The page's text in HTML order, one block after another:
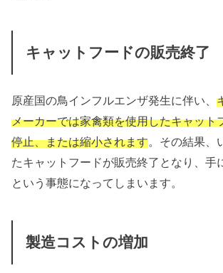
キャットフードの販売終了
原産国の鳥インフルエンザ発生に伴い、
メーカーでは家禽類を使用したキャット
停止、または縮小されます。その結果、
たキャットフードが販売終了となり、手
という事態になってしまいます。
製造コストの増加